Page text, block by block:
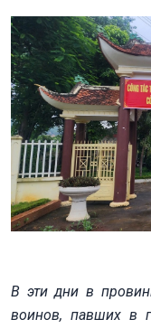
В эти дни в
воинов, павших в